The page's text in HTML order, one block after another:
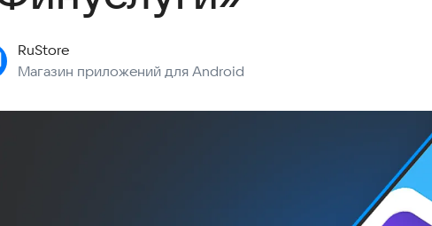
RuStore
Магазин приложений для Android